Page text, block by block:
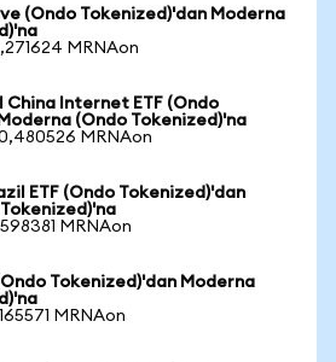
(Ondo Tokenized)'dan Moderna
MRNAon
China Internet ETF (Ondo
(Ondo Tokenized)'na
MRNAon
ETF (Ondo Tokenized)'dan
MRNAon
Tokenized)'dan Moderna
MRNAon